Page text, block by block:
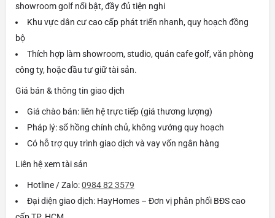
showroom golf nổi bật, đầy đủ tiện nghi
Khu vực dân cư cao cấp phát triển nhanh, quy hoạch đồng
bộ
Thích hợp làm showroom, studio, quán cafe golf, văn phòng
công ty, hoặc đầu tư giữ tài sản.
Giá bán & thông tin giao dịch
Giá chào bán: liên hệ trực tiếp (giá thương lượng)
Pháp lý: sổ hồng chính chủ, không vướng quy hoạch
Có hỗ trợ quy trình giao dịch và vay vốn ngân hàng
Liên hệ xem tài sản
Hotline / Zalo:0984 82 3579
Đại diện giao dịch: HayHomes – Đơn vị phân phối BĐS cao